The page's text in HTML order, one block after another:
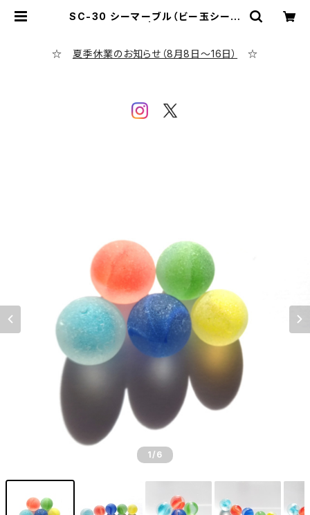
SC-30 シーマーブル（ビー玉シーグ
☆ 夏季休業のお知らせ（8月8日～16日） ☆
1 /6